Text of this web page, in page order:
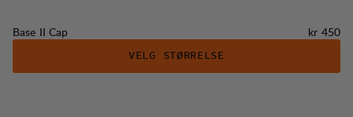
Base II Cap Pris:
kr 450
VELG STØRRELSE